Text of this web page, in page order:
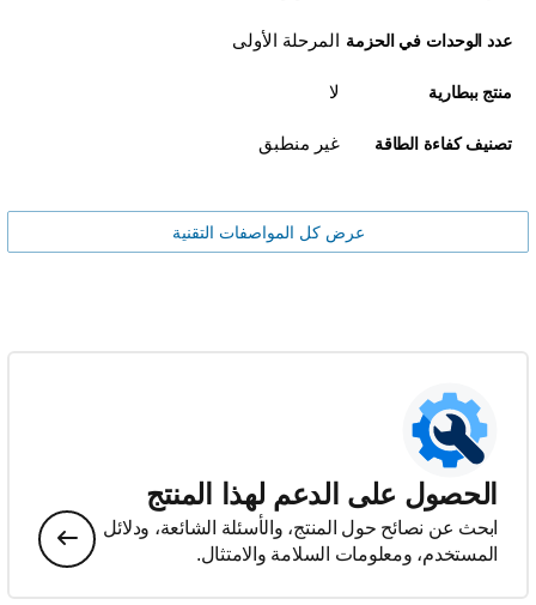
عدد الوحدات في الحزمة المرحلة الأولى
منتج ببطارية لا
تصنيف كفاءة الطاقة غير منطبق
عرض كل المواصفات التقنية
الحصول على الدعم لهذا المنتج
ابحث عن نصائح حول المنتج، والأسئلة الشائعة، ودلائل
المستخدم، ومعلومات السلامة والامتثال.